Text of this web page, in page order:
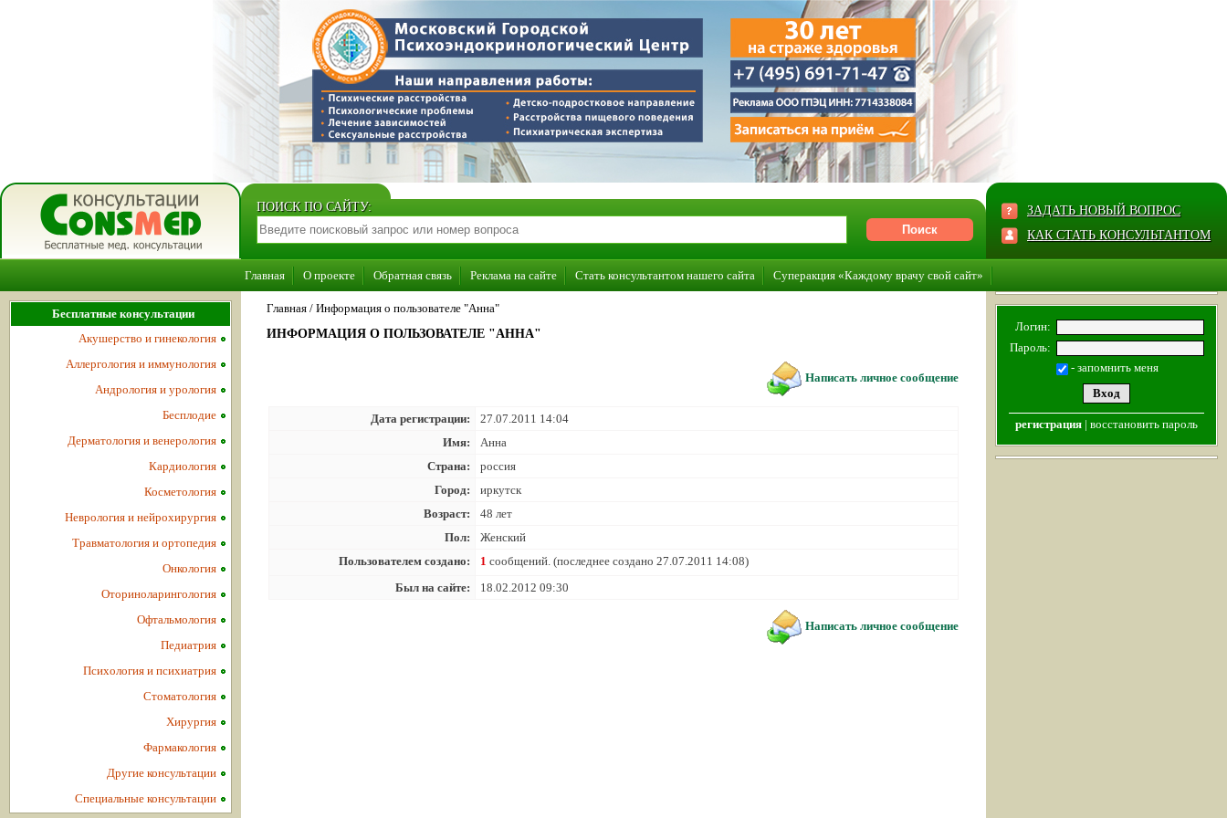
ПОИСК ПО САЙТУ:
ЗАДАТЬ НОВЫЙ ВОПРОС
КАК СТАТЬ КОНСУЛЬТАНТОМ
Главная О проекте Обратная связь Реклама на сайте Стать консультантом нашего сайта Суперакция «Каждому врачу свой сайт»
Главная / Информация о пользователе "Анна"
ИНФОРМАЦИЯ О ПОЛЬЗОВАТЕЛЕ "АННА"
Написать личное сообщение
Дата регистрации:
27.07.2011 14:04
Имя:
Анна
Страна:
россия
Город:
иркутск
Возраст:
48 лет
Пол:
Женский
Пользователем создано:
1 сообщений. (последнее создано 27.07.2011 14:08)
Был на сайте:
18.02.2012 09:30
Написать личное сообщение
Бесплатные консультации
Акушерство и гинекология
Аллергология и иммунология
Андрология и урология
Бесплодие
Дерматология и венерология
Кардиология
Косметология
Неврология и нейрохирургия
Травматология и ортопедия
Онкология
Оториноларингология
Офтальмология
Педиатрия
Психология и психиатрия
Стоматология
Хирургия
Фармакология
Другие консультации
Специальные консультации
Логин:
Пароль:
- запомнить меня
регистрация | восстановить пароль